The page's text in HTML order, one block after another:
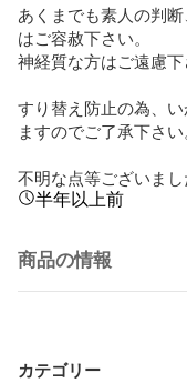
あくまでも素人の判
はご容赦下さい。
神経質な方はご遠慮下
すり替え防止の為、
ますのでご了承下さい
不明な点等ございま
半年以上前
商品の情報
カテゴリー